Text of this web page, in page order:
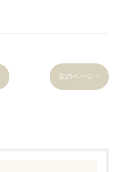
次のページ >